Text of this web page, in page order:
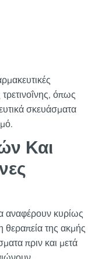
όπως
σκευάσματα
Και
αναφέρουν κυρίως
θεραπεία της ακμής
πριν και μετά